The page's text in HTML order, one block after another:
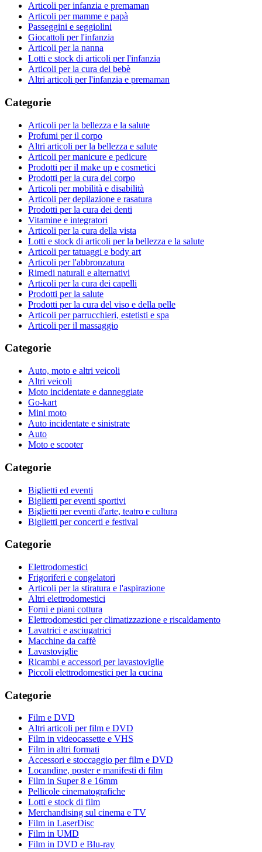
Articoli per infanzia e premaman
Articoli per mamme e papà
Passeggini e seggiolini
Giocattoli per l'infanzia
Articoli per la nanna
Lotti e stock di articoli per l'infanzia
Articoli per la cura del bebè
Altri articoli per l'infanzia e premaman
Categorie
Articoli per la bellezza e la salute
Profumi per il corpo
Altri articoli per la bellezza e salute
Articoli per manicure e pedicure
Prodotti per il make up e cosmetici
Prodotti per la cura del corpo
Articoli per mobilità e disabilità
Articoli per depilazione e rasatura
Prodotti per la cura dei denti
Vitamine e integratori
Articoli per la cura della vista
Lotti e stock di articoli per la bellezza e la salute
Articoli per tatuaggi e body art
Articoli per l'abbronzatura
Rimedi naturali e alternativi
Articoli per la cura dei capelli
Prodotti per la salute
Prodotti per la cura del viso e della pelle
Articoli per parrucchieri, estetisti e spa
Articoli per il massaggio
Categorie
Auto, moto e altri veicoli
Altri veicoli
Moto incidentate e danneggiate
Go-kart
Mini moto
Auto incidentate e sinistrate
Auto
Moto e scooter
Categorie
Biglietti ed eventi
Biglietti per eventi sportivi
Biglietti per eventi d'arte, teatro e cultura
Biglietti per concerti e festival
Categorie
Elettrodomestici
Frigoriferi e congelatori
Articoli per la stiratura e l'aspirazione
Altri elettrodomestici
Forni e piani cottura
Elettrodomestici per climatizzazione e riscaldamento
Lavatrici e asciugatrici
Macchine da caffè
Lavastoviglie
Ricambi e accessori per lavastoviglie
Piccoli elettrodomestici per la cucina
Categorie
Film e DVD
Altri articoli per film e DVD
Film in videocassette e VHS
Film in altri formati
Accessori e stoccaggio per film e DVD
Locandine, poster e manifesti di film
Film in Super 8 e 16mm
Pellicole cinematografiche
Lotti e stock di film
Merchandising sul cinema e TV
Film in LaserDisc
Film in UMD
Film in DVD e Blu-ray